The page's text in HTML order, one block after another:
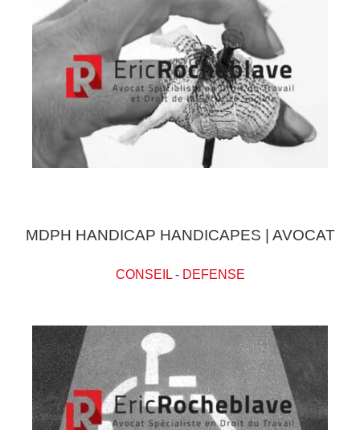
MDPH HANDICAP HANDICAPES | AVOCAT
CONSEIL- DEFENSE